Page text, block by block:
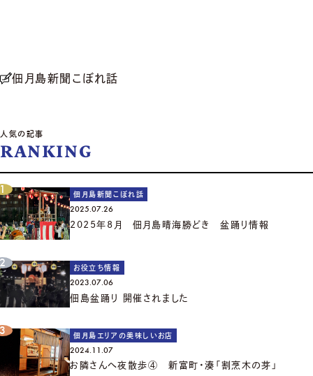
佃月島新聞こぼれ話
人気の記事
RANKING
佃月島新聞こぼれ話
2025.07.26
2025年8月 佃月島晴海勝どき 盆踊り情報
お役立ち情報
2023.07.06
佃島盆踊り 開催されました
佃月島エリアの美味しいお店
2024.11.07
お隣さんへ夜散歩④ 新富町・湊「割烹木の芽」